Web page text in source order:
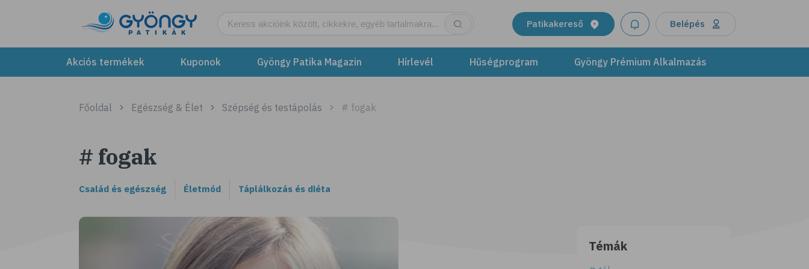
Patikakereső Belépés
Akciós termékek Kuponok Gyöngy Patika Magazin Hírlevél Hűségprogram Gyöngy Prémium Alkalmazás
Főoldal Egészség & Élet Szépség és testápolás # fogak
# fogak
Család és egészség Életmód Táplálkozás és diéta
Témák